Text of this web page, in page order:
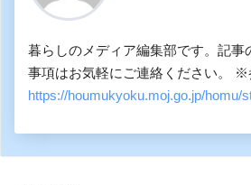
暮らしのメディア編集部です。記事
事項はお気軽にご連絡ください。 ※
https://houmukyoku.moj.go.jp/homu/